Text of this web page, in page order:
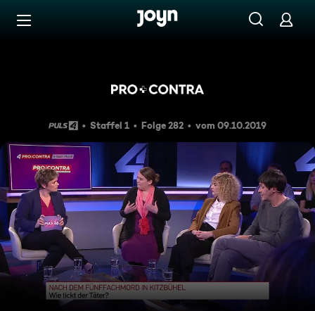
Zum Inhalt springen
Staffel 1 Folge 282 vom 09.10.2019